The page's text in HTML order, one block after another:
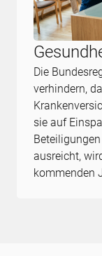
Die
verhindern,
sie auf
ausreicht,
kommenden